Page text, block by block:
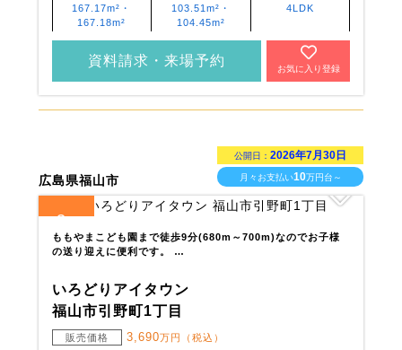
167.17m²・
167.18m²
103.51m²・
104.45m²
4LDK
資料請求・来場予約
お気に入り登録
広島県福山市
公開日：2026年7月30日
月々お支払い10万円台～
3
ももやまこども園まで徒歩9分(680m～700m)なのでお子様
の送り迎えに便利です。 …
いろどりアイタウン
福山市引野町1丁目
販売価格 3,690万円（税込）